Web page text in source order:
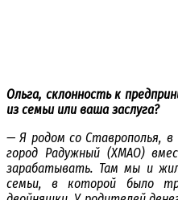
Ольга, склонность к
из семьи или ваша заслуга?
— Я родом со Ставрополья, в
город Радужный (ХМАО)
зарабатывать. Там мы и
семьи, в которой было